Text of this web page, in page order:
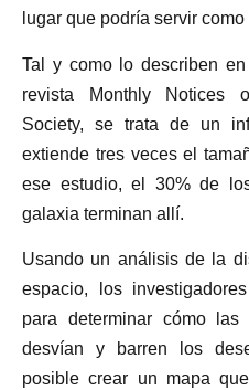
lugar que podría servir
Tal y como lo describen
revista Monthly Notices
Society, se trata de un
extiende tres veces el
ese estudio, el 30% de
galaxia terminan allí.
Usando un análisis de la
espacio, los
para determinar cómo las
desvían y barren los
posible crear un mapa